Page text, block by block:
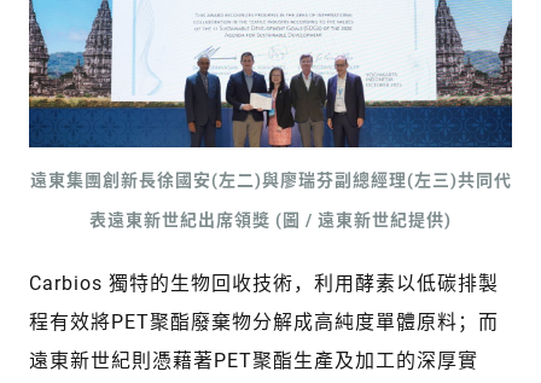
遠東集團創新長徐國安(左二)與廖瑞芬副總經理(左三)共同代
表遠東新世紀出席領獎 (圖 / 遠東新世紀提供)
Carbios 獨特的生物回收技術，利用酵素以低碳排製
程有效將PET聚酯廢棄物分解成高純度單體原料；而
遠東新世紀則憑藉著PET聚酯生產及加工的深厚實